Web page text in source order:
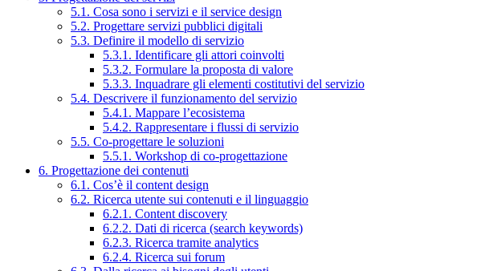
5.1. Cosa sono i servizi e il service design
5.2. Progettare servizi pubblici digitali
5.3. Definire il modello di servizio
5.3.1. Identificare gli attori coinvolti
5.3.2. Formulare la proposta di valore
5.3.3. Inquadrare gli elementi costitutivi del servizio
5.4. Descrivere il funzionamento del servizio
5.4.1. Mappare l’ecosistema
5.4.2. Rappresentare i flussi di servizio
5.5. Co-progettare le soluzioni
5.5.1. Workshop di co-progettazione
6. Progettazione dei contenuti
6.1. Cos’è il content design
6.2. Ricerca utente sui contenuti e il linguaggio
6.2.1. Content discovery
6.2.2. Dati di ricerca (search keywords)
6.2.3. Ricerca tramite analytics
6.2.4. Ricerca sui forum